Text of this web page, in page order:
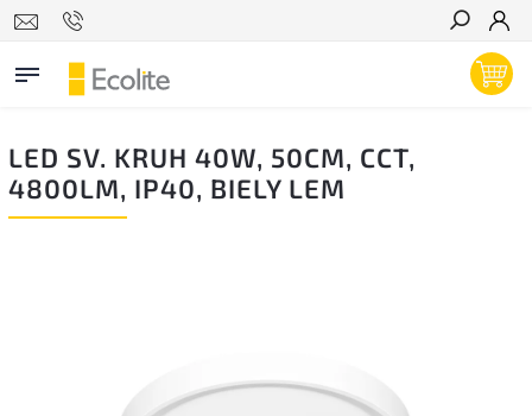
Hľadať
LED SV. KRUH 40W, 50CM, CCT,
4800LM, IP40, BIELY LEM